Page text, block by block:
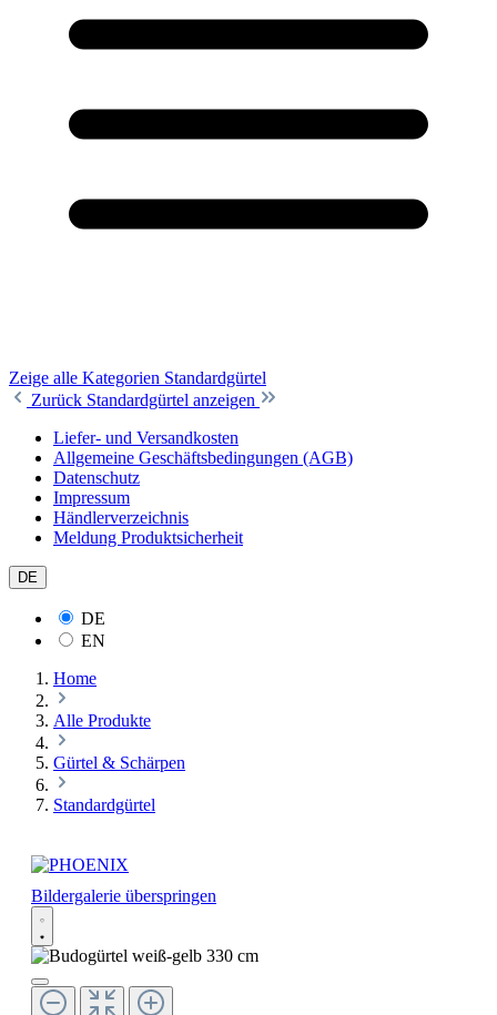
Zeige alle Kategorien Standardgürtel
Zurück Standardgürtel anzeigen
Liefer- und Versandkosten
Allgemeine Geschäftsbedingungen (AGB)
Datenschutz
Impressum
Händlerverzeichnis
Meldung Produktsicherheit
DE
DE
EN
Home
Alle Produkte
Gürtel & Schärpen
Standardgürtel
Bildergalerie überspringen